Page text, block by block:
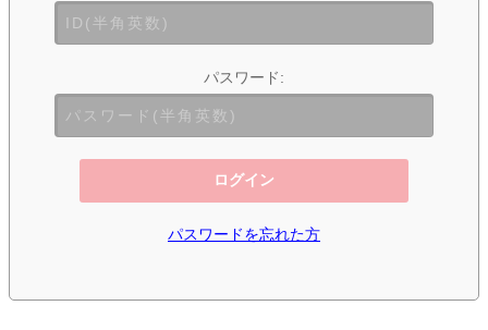
パスワード:
ログイン
パスワードを忘れた方